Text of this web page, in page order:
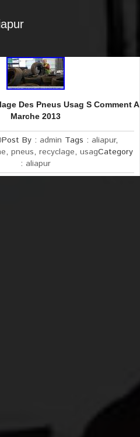
Des Pneus Usag S Comment A
Marche 2013
Post By : admin Tags : aliapur,
, pneus, recyclage, usagCategory
: aliapur